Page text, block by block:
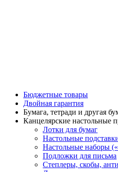
Бюджетные товары
Двойная гарантия
Бумага, тетради и другая
Канцелярские настольные
Лотки для бумаг
Настольные
Настольные наборы
Подложки для письма
Степлеры, скобы,